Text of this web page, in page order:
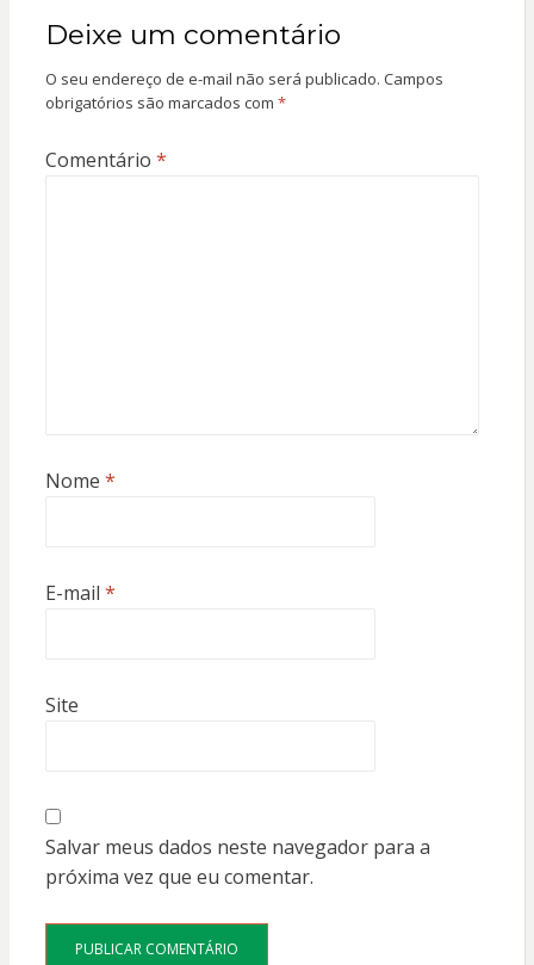
Deixe um comentário
O seu endereço de e-mail não será publicado. Campos
obrigatórios são marcados com *
Comentário *
Nome *
E-mail *
Site
Salvar meus dados neste navegador para a
próxima vez que eu comentar.